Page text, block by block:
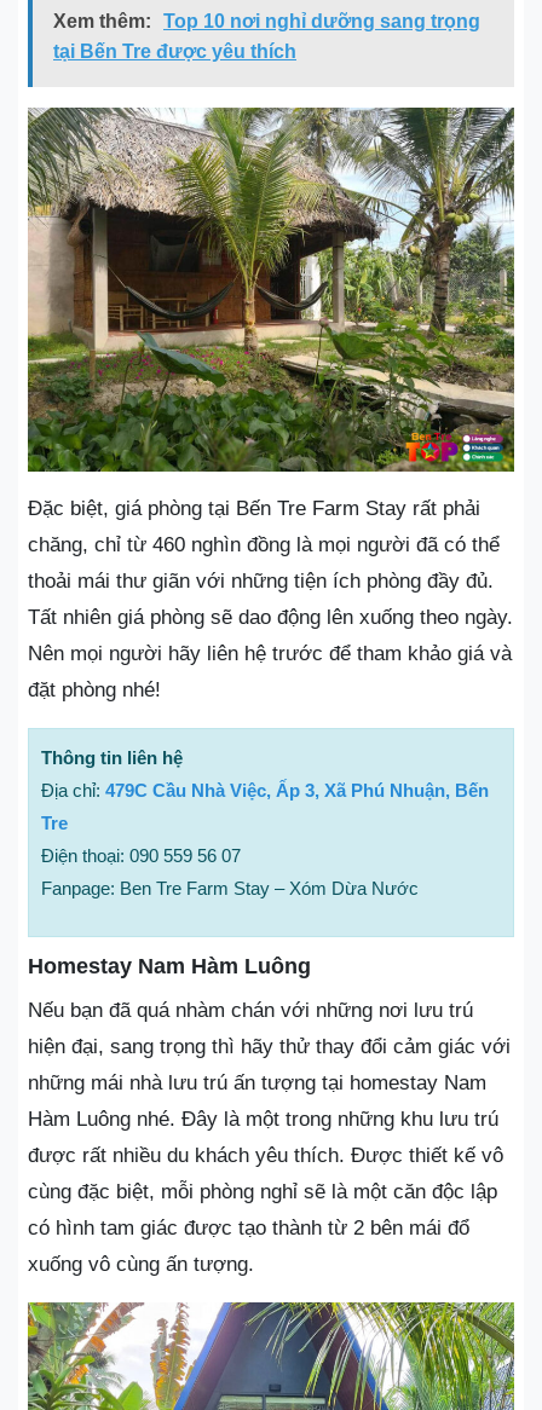
Xem thêm:
Top 10 nơi nghỉ dưỡng sang trọng
tại Bến Tre được yêu thích
Đặc biệt, giá phòng tại Bến Tre Farm Stay rất phải
chăng, chỉ từ 460 nghìn đồng là mọi người đã có thể
thoải mái thư giãn với những tiện ích phòng đầy đủ.
Tất nhiên giá phòng sẽ dao động lên xuống theo ngày.
Nên mọi người hãy liên hệ trước để tham khảo giá và
đặt phòng nhé!
Thông tin liên hệ
Địa chỉ: 479C Cầu Nhà Việc, Ấp 3, Xã Phú Nhuận, Bến
Tre
Điện thoại: 090 559 56 07
Fanpage: Ben Tre Farm Stay – Xóm Dừa Nước
Homestay Nam Hàm Luông
Nếu bạn đã quá nhàm chán với những nơi lưu trú
hiện đại, sang trọng thì hãy thử thay đổi cảm giác với
những mái nhà lưu trú ấn tượng tại homestay Nam
Hàm Luông nhé. Đây là một trong những khu lưu trú
được rất nhiều du khách yêu thích. Được thiết kế vô
cùng đặc biệt, mỗi phòng nghỉ sẽ là một căn độc lập
có hình tam giác được tạo thành từ 2 bên mái đổ
xuống vô cùng ấn tượng.